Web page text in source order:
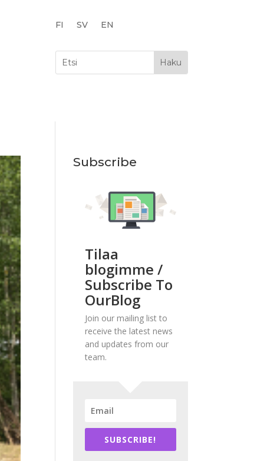
FI SV EN
Subscribe
Tilaa
blogimme /
Subscribe To
OurBlog
Join our mailing list to
receive the latest news
and updates from our
team.
SUBSCRIBE!